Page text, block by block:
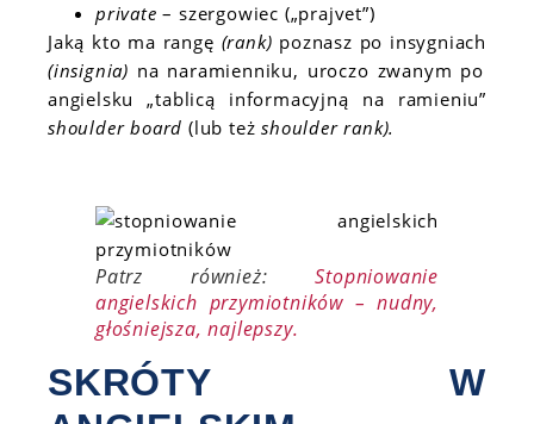
private– szergowiec („prajvet”)
Jaką kto ma rangę (rank) poznasz po insygniach
(insignia) na naramienniku, uroczo zwanym po
angielsku „tablicą informacyjną na ramieniu”
shoulder board (lub teżshoulder rank).
Patrz również:Stopniowanie
angielskich przymiotników – nudny,
głośniejsza, najlepszy.
SKRÓTY W